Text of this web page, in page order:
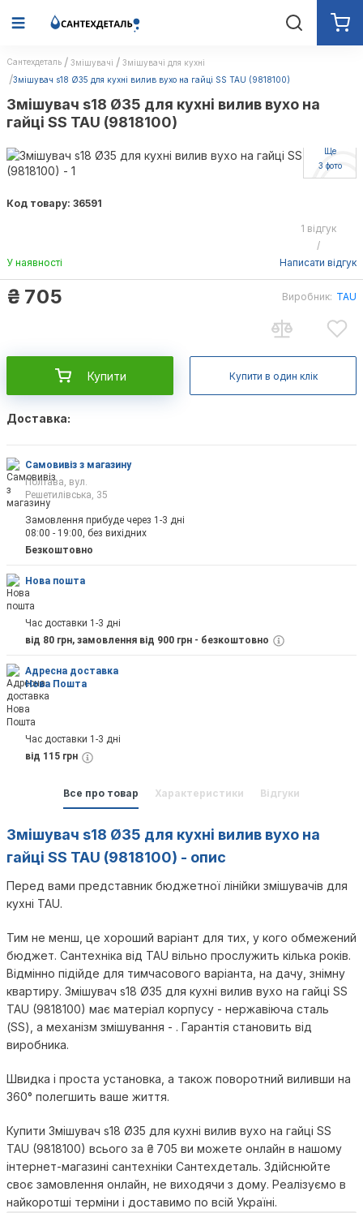
Сантехдеталь Змішувачі
Змішувачі для кухні
Змішувач s18 Ø35 для кухні вилив вухо на гайці SS TAU (9818100)
Змішувач s18 Ø35 для кухні вилив вухо на
гайці SS TAU (9818100)
Ще
3 фото
Код товару: 36591
У наявності
1 відгук
/
Написати відгук
₴ 705 Виробник: TAU
Купити Купити в один клік
Доставка:
Самовивіз з магазину
Полтава, вул.
Решетилівська, 35
Замовлення прибуде через 1-3 дні
08:00 - 19:00, без вихідних
Безкоштовно
Нова пошта
Час доставки 1-3 дні
від 80 грн, замовлення від 900 грн - безкоштовно
Адресна доставка
Нова Пошта
Час доставки 1-3 дні
від 115 грн
Все про товар Характеристики Відгуки
Змішувач s18 Ø35 для кухні вилив вухо на
гайці SS TAU (9818100) - опис
Перед вами представник бюджетної лінійки змішувачів для
кухні TAU.
Тим не менш, це хороший варіант для тих, у кого обмежений
бюджет. Сантехніка від TAU вільно прослужить кілька років.
Відмінно підійде для тимчасового варіанта, на дачу, знімну
квартиру. Змішувач s18 Ø35 для кухні вилив вухо на гайці SS
TAU (9818100) має матеріал корпусу - нержавіюча сталь
(SS), а механізм змішування - . Гарантія становить від
виробника.
Швидка і проста установка, а також поворотний виливши на
360° полегшить ваше життя.
Купити Змішувач s18 Ø35 для кухні вилив вухо на гайці SS
TAU (9818100) всього за ₴ 705 ви можете онлайн в нашому
інтернет-магазині сантехніки Сантехдеталь. Здійснюйте
своє замовлення онлайн, не виходячи з дому. Реалізуємо в
найкоротші терміни і доставимо по всій Україні.